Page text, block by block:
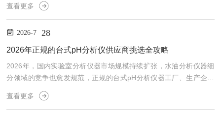
业内涌现出一批专注于该领域的生产厂商，这些厂商凭借不同的技术
了多元的选择空间。从行业发展脉络来看，台式pH分析仪器的生产
厂商大致可分为两大阵营：一类是拥有数十年技术积淀的国际品牌厂
熟...
查看更多
2026-7 28
2026年正规的台式pH分析仪供应商挑选全攻略
2026年，国内实验室分析仪器市场规模持续扩张，水油分析仪器细
分领域的竞争也愈发规范，正规的台式pH分析仪器工厂、生产企业
与靠谱厂家成为众多企业、机构的刚需。不少用户在选购台式pH分
析仪时，仍面临着诸多痛点：要么被虚高的参数迷惑，要么因不了解
查看更多